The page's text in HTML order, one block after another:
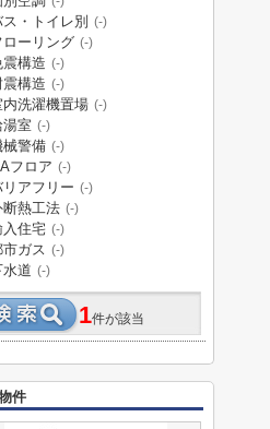
ス・トイレ別 (-)
ローリング (-)
震構造 (-)
震構造 (-)
内洗濯機置場 (-)
湯室 (-)
械警備 (-)
フロア (-)
リアフリー (-)
断熱工法 (-)
入住宅 (-)
市ガス (-)
水道 (-)
1件が該当
件